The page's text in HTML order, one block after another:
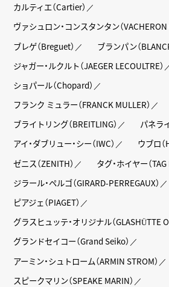
カルティエ（Cartier）
ヴァシュロン・コンスタンタン（VACHERON
ブレゲ（Breguet）
ブランパン（
ジャガー・ルクルト（JAEGER LECOULTRE）
ショパール（Chopard）
フランク ミュラー（FRANCK MULLER）
ブライトリング（BREITLING）
パネラ
アイ・ダブリュー・シー（IWC）
ウブロ（
ゼニス（ZENITH）
タグ・ホイヤー（TAG
ジラール・ペルゴ（GIRARD-PERREGAUX）
ピアジェ（PIAGET）
グラスヒュッテ・オリジナル（GLASHÜTTE
グランドセイコー（Grand Seiko）
アーミン・シュトローム（ARMIN STROM）
スピークマリン（SPEAKE MARIN）